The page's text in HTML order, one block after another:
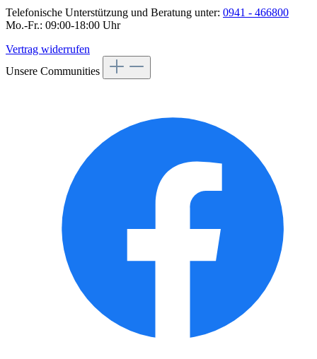
Telefonische Unterstützung und Beratung unter: 0941 - 466800
Mo.-Fr.: 09:00-18:00 Uhr
Vertrag widerrufen
Unsere Communities